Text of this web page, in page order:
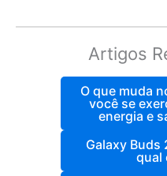
Artigos
O que muda
você se
energia e
Galaxy Buds
qual